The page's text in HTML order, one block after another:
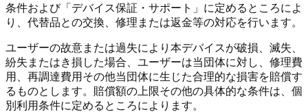
条件および「デバイス保証・サポート」に定めるところによ
り、代替品との交換、修理または返金等の対応を行います。
ユーザーの故意または過失により本デバイスが破損、滅失、
紛失またはき損した場合、ユーザーは当団体に対し、修理費
用、再調達費用その他当団体に生じた合理的な損害を賠償す
るものとします。賠償額の上限その他の具体的な条件は、個
別利用条件に定めるところによります。